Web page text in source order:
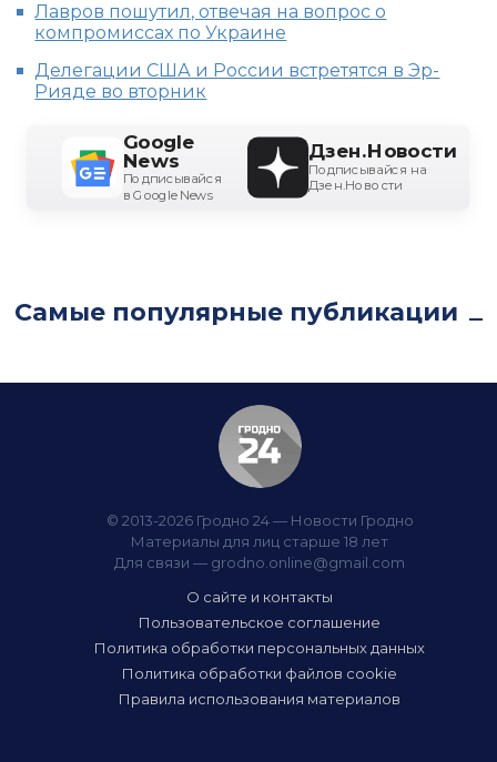
Лавров пошутил, отвечая на вопрос о
компромиссах по Украине
Делегации США и России встретятся в Эр-
Рияде во вторник
Google
News
Подписывайся
в Google News
Дзен.Новости
Подписывайся на
Дзен.Новости
Самые популярные публикации
© 2013-2026 Гродно 24 — Новости Гродно
Материалы для лиц старше 18 лет
Для связи — grodno.online@gmail.com
О сайте и контакты
Пользовательское соглашение
Политика обработки персональных данных
Политика обработки файлов cookie
Правила использования материалов